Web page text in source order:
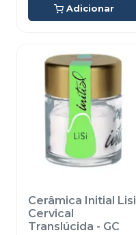
Adicionar
Cerâmica Initial Lisi
Cervical
Translúcida - GC